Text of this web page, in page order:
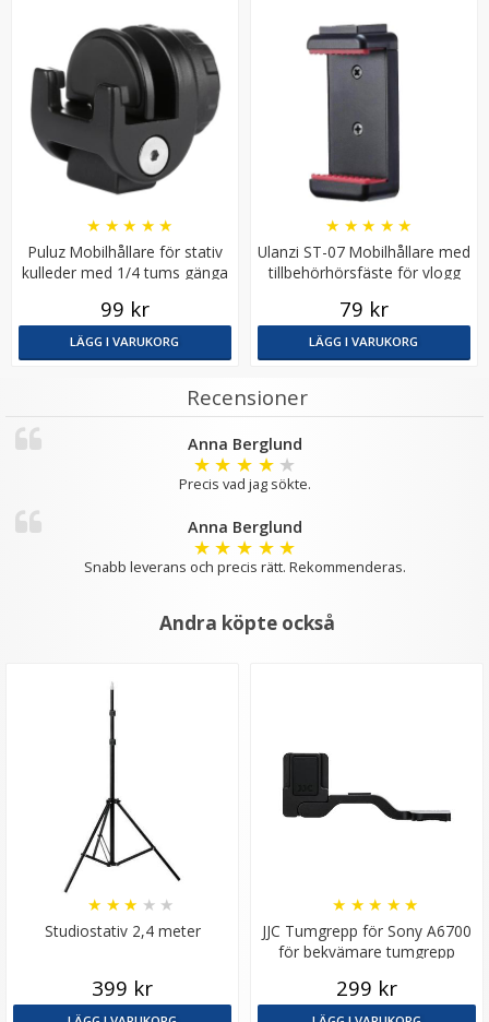
JJC CL-CP2 rengöringspenna för optik
★★ ★★
89 kr
LÄGG I VARUKORG
Puluz 15.5cm Ministativ röd för kamera &
★★
LÄGG I VARUKORG
Puluz Mobilhållare för stativ
kulleder med 1/4 tums gänga
★ ★ ★ ★ ★
99 kr
LÄGG I VARUKORG
Ulanzi ST-07 Mobilhållare med
tillbehörhörsfäste för vlogg
★ ★ ★ ★ ★
79 kr
LÄGG I VARUKORG
Recensioner
Anna Berglund
★ ★ ★ ★ ★
Precis vad jag sökte.
Anna Berglund
★ ★ ★ ★ ★
Snabb leverans och precis rätt. Rekommenderas.
Andra köpte också
Studiostativ 2,4 meter
★ ★ ★ ★ ★
399 kr
JJC Tumgrepp för Sony A6700
för bekvämare tumgrepp
★ ★ ★ ★ ★
299 kr